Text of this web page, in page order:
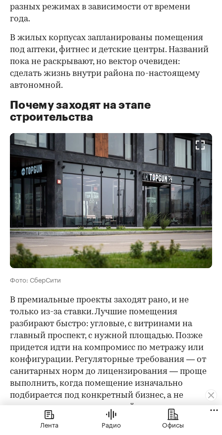
разных режимах в зависимости от времени
года.
В жилых корпусах запланированы помещения
под аптеки, фитнес и детские центры. Названий
пока не раскрывают, но вектор очевиден:
сделать жизнь внутри района по-настоящему
автономной.
Почему заходят на этапе
строительства
Фото: СберСити
В премиальные проекты заходят рано, и не
только из-за ставки. Лучшие помещения
разбирают быстро: угловые, с витринами на
главный проспект, с нужной площадью. Позже
придется идти на компромисс по метражу или
конфигурации. Регуляторные требования — от
санитарных норм до лицензирования — проще
выполнить, когда помещение изначально
подбирается под конкретный бизнес, а не
адаптируется под остаточный вариант.
Три первых крупных арендатора, которые уже
Лента Радио Офисы